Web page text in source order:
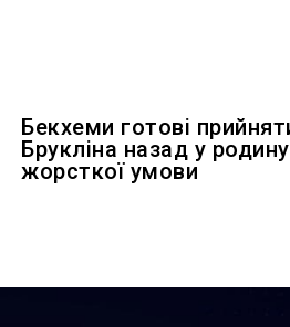
Бекхеми готові
Брукліна назад у
жорсткої умови